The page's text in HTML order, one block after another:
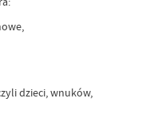
małżeńskim,
dzieci, wnuków,